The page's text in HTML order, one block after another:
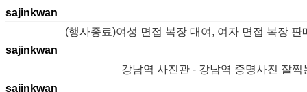
sajinkwan
(행사종료)여성 면접 복장 대여, 여자 면접 복장
sajinkwan
강남역 사진관 - 강남역 증명사진 잘
sajinkwan